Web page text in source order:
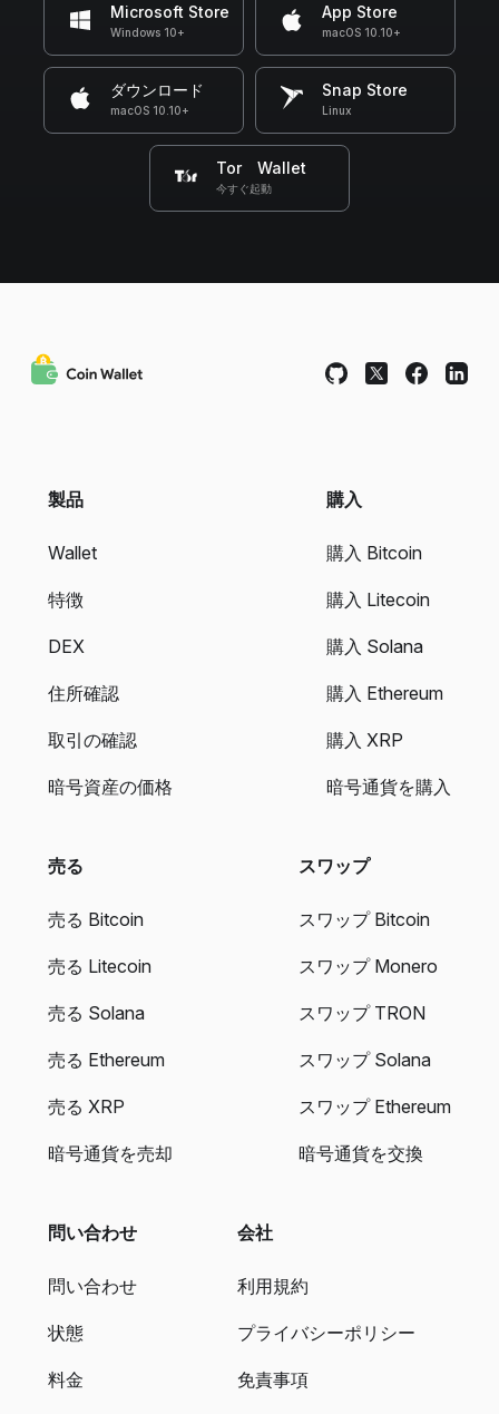
Microsoft Store
Windows 10+
App Store
macOS 10.10+
ダウンロード
macOS 10.10+
Snap Store
Linux
Tor Wallet
今すぐ起動
製品
Wallet
特徴
DEX
住所確認
取引の確認
暗号資産の価格
購入
購入 Bitcoin
購入 Litecoin
購入 Solana
購入 Ethereum
購入 XRP
暗号通貨を購入
売る
売る Bitcoin
売る Litecoin
売る Solana
売る Ethereum
売る XRP
暗号通貨を売却
スワップ
スワップ Bitcoin
スワップ Monero
スワップ TRON
スワップ Solana
スワップ Ethereum
暗号通貨を交換
問い合わせ
問い合わせ
状態
料金
会社
利用規約
プライバシーポリシー
免責事項